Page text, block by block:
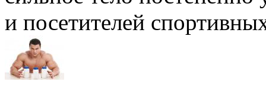
и посетителей